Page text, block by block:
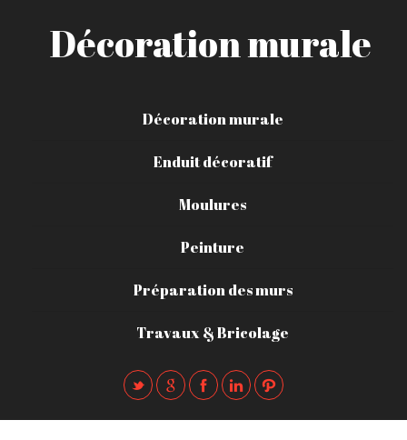
Décoration murale
Décoration murale
Enduit décoratif
Moulures
Peinture
Préparation des murs
Travaux & Bricolage